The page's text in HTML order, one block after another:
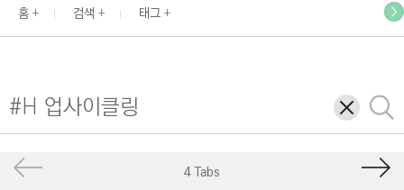
N
N
E
홈 검색 태그
삭
제
검
색
4 Tabs